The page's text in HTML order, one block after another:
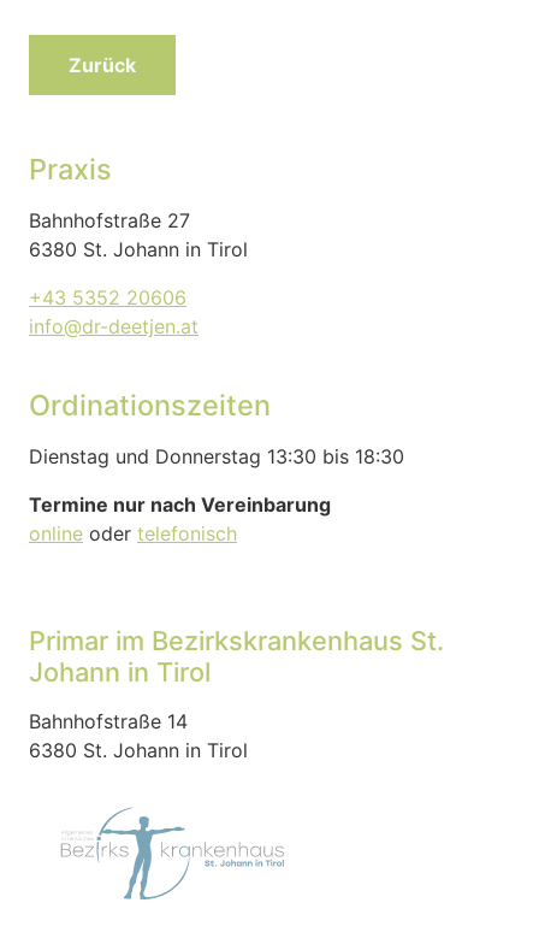
Zurück
Praxis
Bahnhofstraße 27
6380 St. Johann in Tirol
+43 5352 20606
info@dr-deetjen.at
Ordinationszeiten
Dienstag und Donnerstag 13:30 bis 18:30
Termine nur nach Vereinbarung
online oder telefonisch
Primar im Bezirkskrankenhaus St.
Johann in Tirol
Bahnhofstraße 14
6380 St. Johann in Tirol